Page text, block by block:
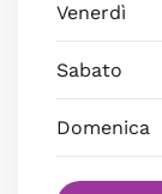
Venerdì
Sabato
Domenica